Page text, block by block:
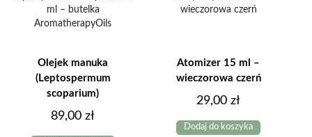
Olejek manuka
(Leptospermum
scoparium)
89,00 zł
Atomizer 15 ml –
wieczorowa czerń
29,00 zł
Dodaj do koszyka